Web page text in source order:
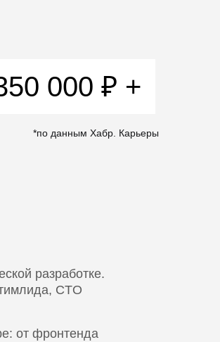
000 ₽ +
*по данным Хабр. Карьеры
разработке.
CTO
от фронтенда